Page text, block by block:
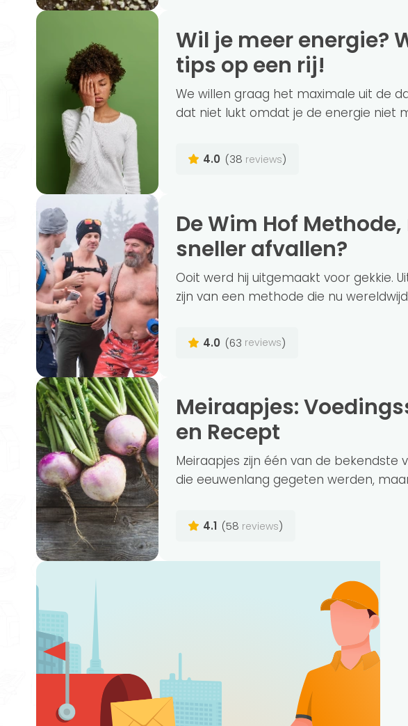
Wil je meer energie? Wij zetten de 5 beste
tips op een rij!
We willen graag het maximale uit de
dat niet lukt omdat je de energie niet
4.0 (38 reviews)
De Wim Hof Methode, meer energie en
sneller afvallen?
Ooit werd hij uitgemaakt voor gekkie.
zijn van een methode die nu wereldwijd
4.0 (63 reviews)
Meiraapjes: Voedingsstoffen, Bereiding
en Recept
Meiraapjes zijn één van de bekendste
die eeuwenlang gegeten werden,
4.1 (58 reviews)